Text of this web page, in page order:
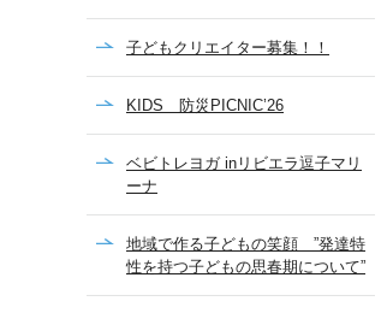
子どもクリエイター募集！！
KIDS 防災PICNIC’26
ベビトレヨガ inリビエラ逗子マリ
ーナ
地域で作る子どもの笑顔 ”発達特
性を持つ子どもの思春期について”